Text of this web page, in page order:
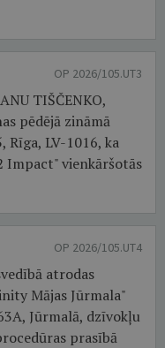
OP 2026/105.UT3
TIŠČENKO,
pēdējā zināmā
Rīga, LV-1016, ka
Impact" vienkāršotās
OP 2026/105.UT4
atrodas
Mājas Jūrmala"
Jūrmalā, dzīvokļu
prasībā